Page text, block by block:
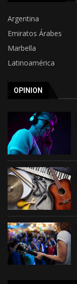
Argentina
Emiratos Árabes
Marbella
Latinoamérica
OPINION